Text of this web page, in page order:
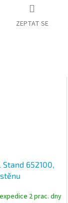
ZEPTAT SE
Stand 652100,
2 prac. dny